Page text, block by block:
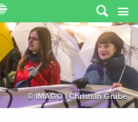
©IMAGO I Christian Grube